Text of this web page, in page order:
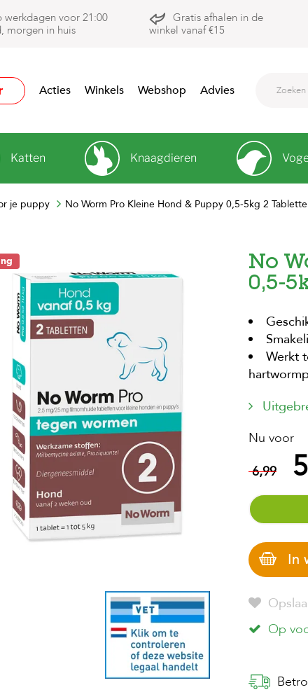
werkdagen voor 21:00
morgen in huis
Gratis afhalen in de
winkel vanaf €15
Acties Winkels Webshop Advies
Katten Knaagdieren
je puppy No Worm Pro Kleine Hond & Puppy 0,5-5kg 2
No
0,5-
Werkt
Nu voor
6,99
In
Op